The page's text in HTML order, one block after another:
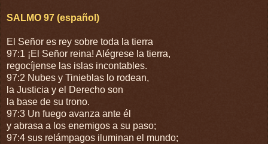
SALMO 97 (español)
El Señor es rey sobre toda la tierra
97:1 ¡El Señor reina! Alégrese la tierra,
regocíjense las islas incontables.
97:2 Nubes y Tinieblas lo rodean,
la Justicia y el Derecho son
la base de su trono.
97:3 Un fuego avanza ante él
y abrasa a los enemigos a su paso;
97:4 sus relámpagos iluminan el mundo;